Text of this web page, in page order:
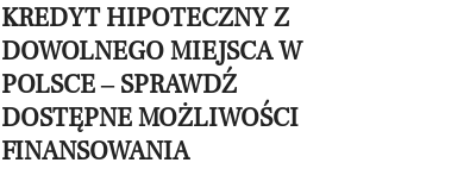
KREDYT HIPOTECZNY Z
DOWOLNEGO MIEJSCA W
POLSCE – SPRAWDŹ
DOSTĘPNE MOŻLIWOŚCI
FINANSOWANIA